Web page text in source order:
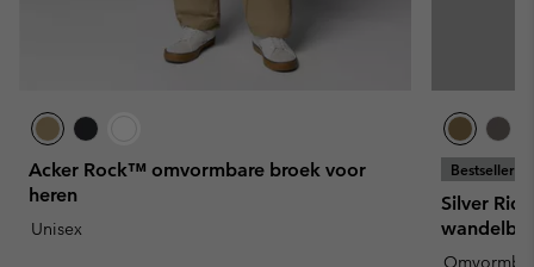
Acker Rock™ omvormbare broek voor
heren
Unisex
Bestseller
Silver